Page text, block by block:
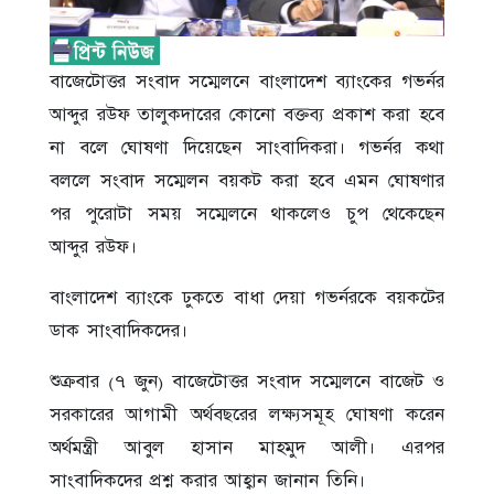
বাজেটোত্তর সংবাদ সম্মেলনে বাংলাদেশ ব্যাংকের গভর্নর
আব্দুর রউফ তালুকদারের কোনো বক্তব্য প্রকাশ করা হবে
না বলে ঘোষণা দিয়েছেন সাংবাদিকরা। গভর্নর কথা
বললে সংবাদ সম্মেলন বয়কট করা হবে এমন ঘোষণার
পর পুরোটা সময় সম্মেলনে থাকলেও চুপ থেকেছেন
আব্দুর রউফ।
বাংলাদেশ ব্যাংকে ঢুকতে বাধা দেয়া গভর্নরকে বয়কটের
ডাক সাংবাদিকদের।
শুক্রবার (৭ জুন) বাজেটোত্তর সংবাদ সম্মেলনে বাজেট ও
সরকারের আগামী অর্থবছরের লক্ষ্যসমূহ ঘোষণা করেন
অর্থমন্ত্রী আবুল হাসান মাহমুদ আলী। এরপর
সাংবাদিকদের প্রশ্ন করার আহ্বান জানান তিনি।